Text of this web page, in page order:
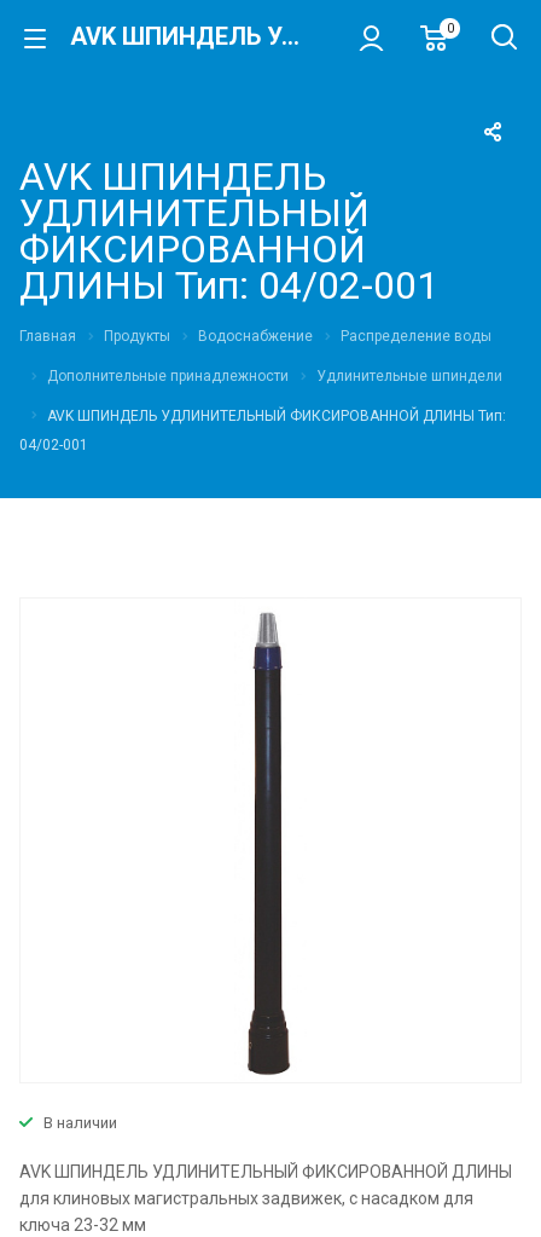
AVK ШПИНДЕЛЬ УДЛИНИТЕЛЬНЫЙ ФИКСИРОВАННОЙ ДЛИНЫ Тип: 04/02-001 0
AVK ШПИНДЕЛЬ
УДЛИНИТЕЛЬНЫЙ
ФИКСИРОВАННОЙ
ДЛИНЫ Тип: 04/02-001
Главная Продукты Водоснабжение Распределение воды
Дополнительные принадлежности Удлинительные шпиндели
AVK ШПИНДЕЛЬ УДЛИНИТЕЛЬНЫЙ ФИКСИРОВАННОЙ ДЛИНЫ Тип:
04/02-001
В наличии
AVK ШПИНДЕЛЬ УДЛИНИТЕЛЬНЫЙ ФИКСИРОВАННОЙ ДЛИНЫ
для клиновых магистральных задвижек, с насадком для
ключа 23-32 мм